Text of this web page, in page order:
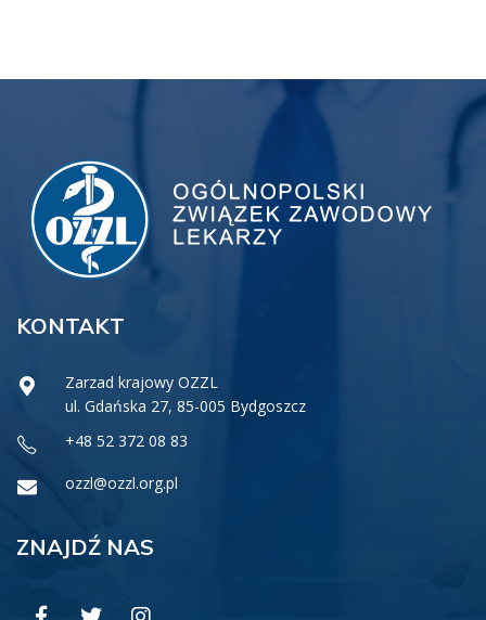
KONTAKT
Zarzad krajowy OZZL
ul. Gdańska 27, 85-005 Bydgoszcz
+48 52 372 08 83
ozzl@ozzl.org.pl
ZNAJDŹ NAS